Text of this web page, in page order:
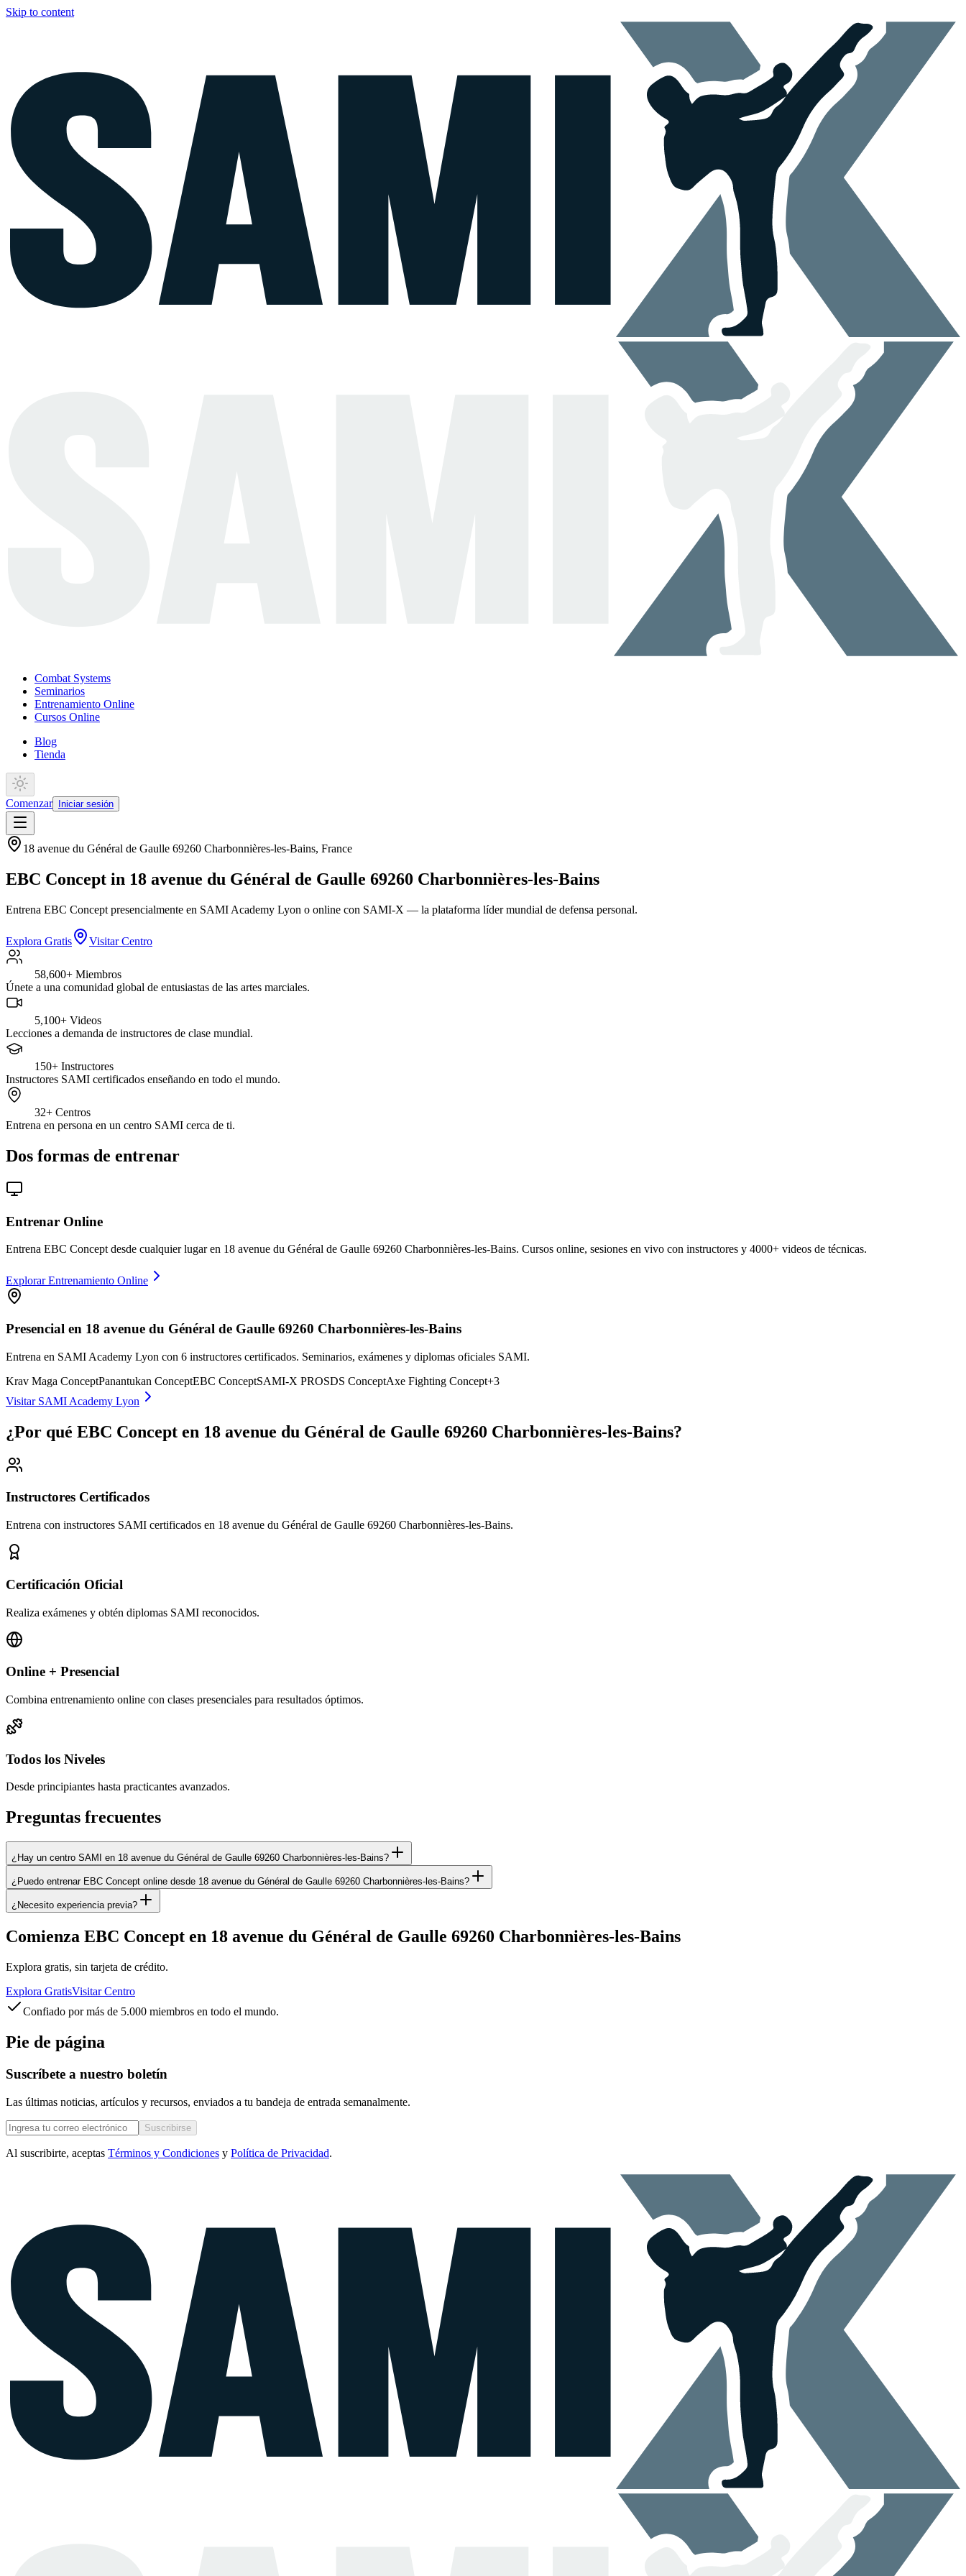
Skip to content
Combat Systems
Seminarios
Entrenamiento Online
Cursos Online
Blog
Tienda
Comenzar Iniciar sesión
18 avenue du Général de Gaulle 69260 Charbonnières-les-Bains, France
EBC Concept in 18 avenue du Général de Gaulle 69260 Charbonnières-les-Bains
Entrena EBC Concept presencialmente en SAMI Academy Lyon o online con SAMI-X — la plataforma líder mundial de defensa personal.
Explora Gratis Visitar Centro
58,600+ Miembros
Únete a una comunidad global de entusiastas de las artes marciales.
5,100+ Videos
Lecciones a demanda de instructores de clase mundial.
150+ Instructores
Instructores SAMI certificados enseñando en todo el mundo.
32+ Centros
Entrena en persona en un centro SAMI cerca de ti.
Dos formas de entrenar
Entrenar Online
Entrena EBC Concept desde cualquier lugar en 18 avenue du Général de Gaulle 69260 Charbonnières-les-Bains. Cursos online, sesiones en vivo con instructores y 4000+ videos de técnicas.
Explorar Entrenamiento Online
Presencial en 18 avenue du Général de Gaulle 69260 Charbonnières-les-Bains
Entrena en SAMI Academy Lyon con 6 instructores certificados. Seminarios, exámenes y diplomas oficiales SAMI.
Krav Maga ConceptPanantukan ConceptEBC ConceptSAMI-X PROSDS ConceptAxe Fighting Concept+3
Visitar SAMI Academy Lyon
¿Por qué EBC Concept en 18 avenue du Général de Gaulle 69260 Charbonnières-les-Bains?
Instructores Certificados
Entrena con instructores SAMI certificados en 18 avenue du Général de Gaulle 69260 Charbonnières-les-Bains.
Certificación Oficial
Realiza exámenes y obtén diplomas SAMI reconocidos.
Online + Presencial
Combina entrenamiento online con clases presenciales para resultados óptimos.
Todos los Niveles
Desde principiantes hasta practicantes avanzados.
Preguntas frecuentes
¿Hay un centro SAMI en 18 avenue du Général de Gaulle 69260 Charbonnières-les-Bains?
¿Puedo entrenar EBC Concept online desde 18 avenue du Général de Gaulle 69260 Charbonnières-les-Bains?
¿Necesito experiencia previa?
Comienza EBC Concept en 18 avenue du Général de Gaulle 69260 Charbonnières-les-Bains
Explora gratis, sin tarjeta de crédito.
Explora GratisVisitar Centro
Confiado por más de 5.000 miembros en todo el mundo.
Pie de página
Suscríbete a nuestro boletín
Las últimas noticias, artículos y recursos, enviados a tu bandeja de entrada semanalmente.
Suscribirse
Al suscribirte, aceptas Términos y Condiciones y Política de Privacidad.